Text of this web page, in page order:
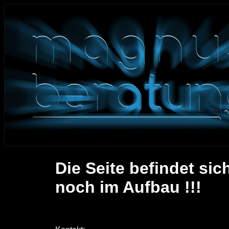
Die Seite befindet
noch im Aufbau !!!